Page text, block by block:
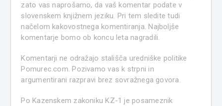
zato vas naprošamo, da vaš komentar podate v
slovenskem knjižnem jeziku. Pri tem sledite tudi
načelom kakovostnega komentiranja. Najboljše
komentarje bomo ob koncu leta nagradili.
Komentarji ne odražajo stališča uredniške politike
Pomurec.com. Pozivamo vas k strpni in
argumentirani razpravi brez sovražnega govora.
Po Kazenskem zakoniku KZ-1 je posameznik